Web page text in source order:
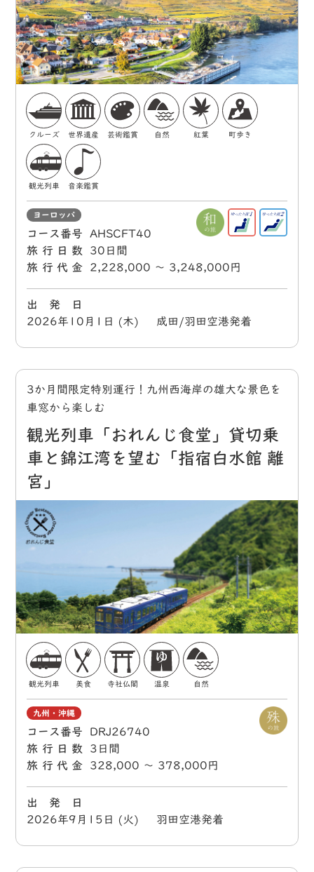
クルーズ 世界遺産 芸術鑑賞 自然 紅葉 町歩き
観光列車 音楽鑑賞
ヨーロッパ
コース番号
AHSCFT40
旅行日数
30日間
旅行代金
2,228,000 〜 3,248,000円
出 発 日
2026年10月1日 (木) 成田/羽田空港発着
3か月間限定特別運行！九州西海岸の雄大な景色を
車窓から楽しむ
観光列車「おれんじ食堂」貸切乗
車と錦江湾を望む「指宿白水館 離
宮」
観光列車 美食 寺社仏閣 温泉 自然
九州・沖縄
コース番号
DRJ26740
旅行日数
3日間
旅行代金
328,000 〜 378,000円
出 発 日
2026年9月15日 (火) 羽田空港発着